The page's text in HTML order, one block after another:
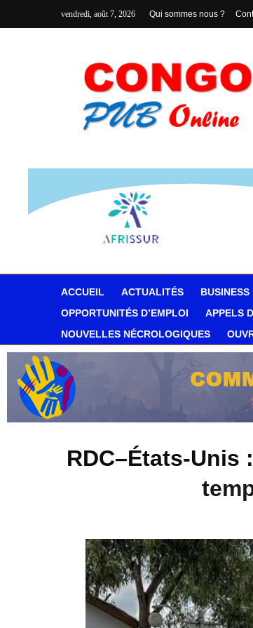
vendredi, août 7, 2026 Qui sommes nous ?
ACCUEIL ACTUALITÉS BUSINESS
OPPORTUNITÉS D’EMPLOI
APPELS
NOUVELLES NÉCROLOGIQUES
RDC–États-